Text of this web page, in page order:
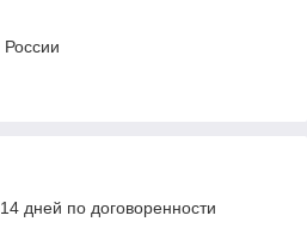
дней по договоренности